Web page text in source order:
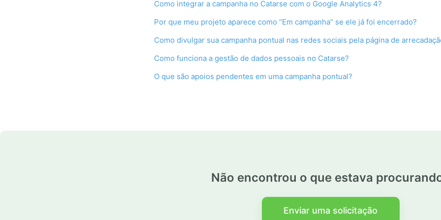
Como integrar a campanha no Catarse com o Google Analytics 4?
Por que meu projeto aparece como “Em campanha” se ele já foi encerrado?
Como divulgar sua campanha pontual nas redes sociais pela página de
Como funciona a gestão de dados pessoais no Catarse?
O que são apoios pendentes em uma campanha pontual?
Não encontrou o que estava
Enviar uma solicitação